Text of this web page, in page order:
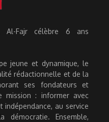
Al-Fajr célèbre 6 ans
jeune et dynamique, le
rédactionnelle et de la
ses fondateurs et
mission : informer avec
indépendance, au service
Ensemble,